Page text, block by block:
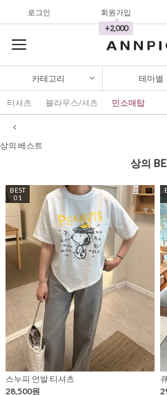
로그인
회원가입
+2,000
한정세
셔츠&블
가디건/
와이드
셔츠&블
가디건/
와이드
한정세
카테고리 테마별
티셔츠 블라우스/셔츠 민소매탑
상의 베스트
상의
BEST
01
스누피 언발 티셔츠
28,500원